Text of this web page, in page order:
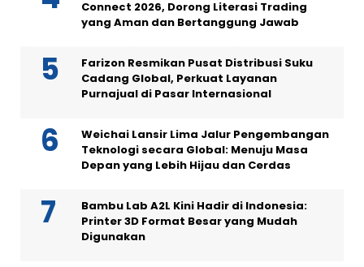
Connect 2026, Dorong Literasi Trading
yang Aman dan Bertanggung Jawab
Farizon Resmikan Pusat Distribusi Suku
Cadang Global, Perkuat Layanan
Purnajual di Pasar Internasional
Weichai Lansir Lima Jalur Pengembangan
Teknologi secara Global: Menuju Masa
Depan yang Lebih Hijau dan Cerdas
Bambu Lab A2L Kini Hadir di Indonesia:
Printer 3D Format Besar yang Mudah
Digunakan